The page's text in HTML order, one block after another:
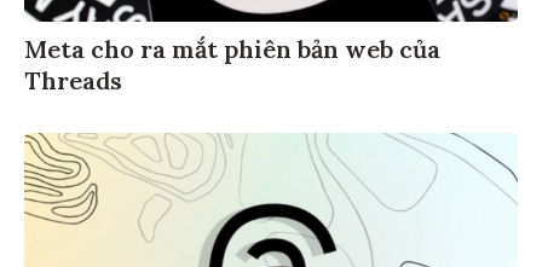
Meta cho ra mắt phiên bản web của
Threads